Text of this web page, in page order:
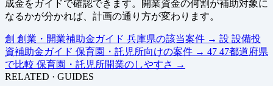
成金をガイドで確認できます。開業資金の何割が補助対象に
なるかが分かれば、計画の通り方が変わります。
創 創業・開業補助金ガイド 兵庫県の該当案件 → 設 設備投
資補助金ガイド 保育園・託児所向けの案件 → 47 47都道府県
で比較 保育園・託児所開業のしやすさ →
RELATED · GUIDES